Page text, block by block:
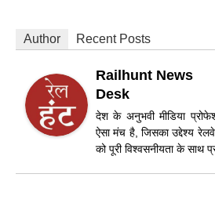
Author Recent Posts
Railhunt News
Desk
देश के अनुभवी मीडिया
ऐसा मंच है, जिसका उद्देश्य
को पूरी विश्वसनीयता के साथ